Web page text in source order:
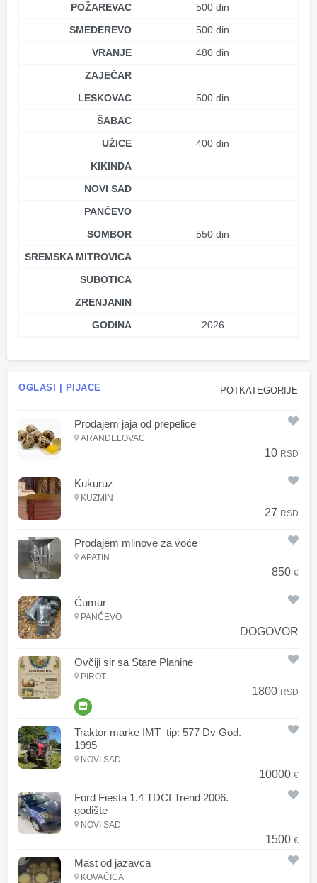
POŽAREVAC
500 din
SMEDEREVO
500 din
VRANJE
480 din
ZAJEČAR
LESKOVAC
500 din
ŠABAC
UŽICE
400 din
KIKINDA
NOVI SAD
PANČEVO
SOMBOR
550 din
SREMSKA MITROVICA
SUBOTICA
ZRENJANIN
GODINA
2026
POTKATEGORIJE
OGLASI | PIJACE
Prodajem jaja od prepelice
ARANĐELOVAC
10 RSD
Kukuruz
KUZMIN
27 RSD
Prodajem mlinove za voće
APATIN
850 €
Ćumur
PANČEVO
DOGOVOR
Ovčiji sir sa Stare Planine
PIROT
1800 RSD
Traktor marke IMT tip: 577 Dv God.
1995
NOVI SAD
10000 €
Ford Fiesta 1.4 TDCI Trend 2006.
godište
NOVI SAD
1500 €
Mast od jazavca
KOVAČICA